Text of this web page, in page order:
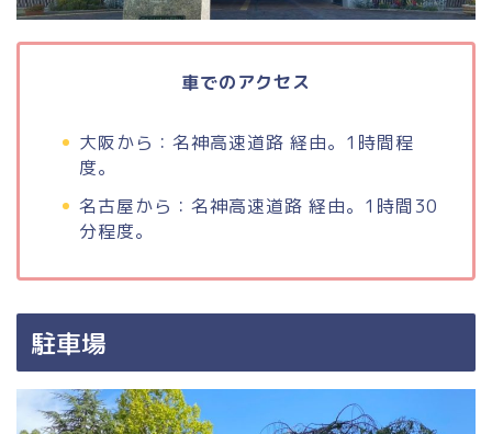
車でのアクセス
大阪から：名神高速道路 経由。1時間程
度。
名古屋から：名神高速道路 経由。1時間30
分程度。
駐車場